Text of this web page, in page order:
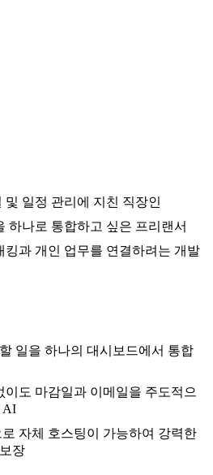
및 일정 관리에 지친 직장인
하나로 통합하고 싶은 프리랜서
킹과 개인 업무를 연결하려는 개발
일을 하나의 대시보드에서 통합
이도 마감일과 이메일을 주도적으
AI
자체 호스팅이 가능하여 강력한
장